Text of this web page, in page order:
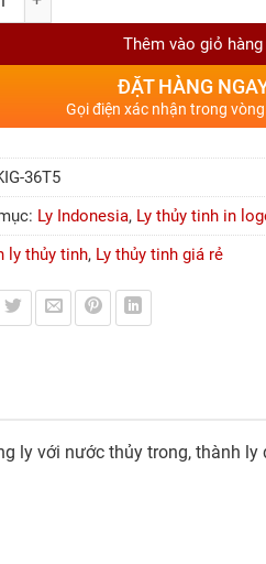
Thêm vào giỏ hàng
ĐẶT HÀNG
Gọi điện xác nhận trong
36T5
Ly Indonesia, Ly thủy tinh in
ly thủy tinh, Ly thủy tinh giá rẻ
ly với nước thủy trong, thành